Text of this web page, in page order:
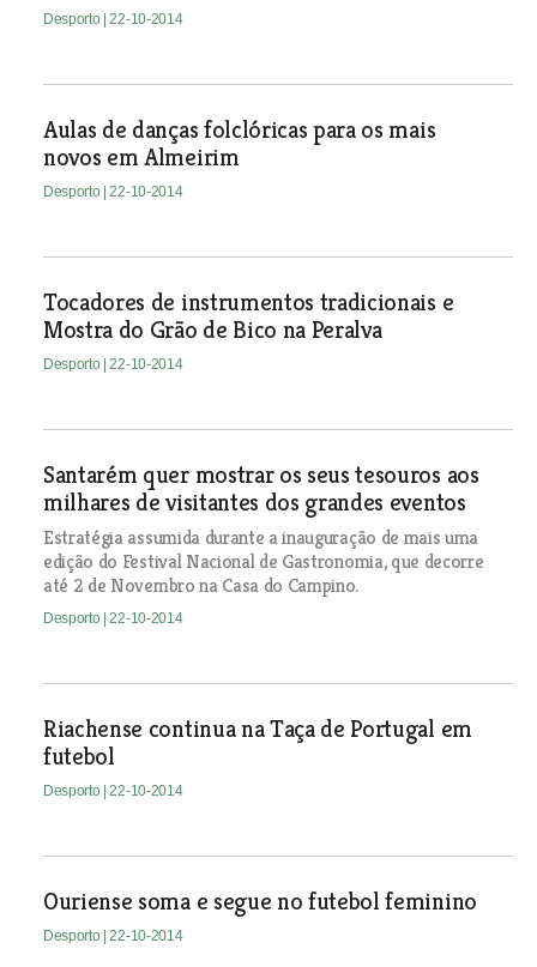
Desporto | 22-10-2014
Aulas de danças folclóricas para os mais
novos em Almeirim
Desporto | 22-10-2014
Tocadores de instrumentos tradicionais e
Mostra do Grão de Bico na Peralva
Desporto | 22-10-2014
Santarém quer mostrar os seus tesouros aos
milhares de visitantes dos grandes eventos
Estratégia assumida durante a inauguração de mais uma
edição do Festival Nacional de Gastronomia, que decorre
até 2 de Novembro na Casa do Campino.
Desporto | 22-10-2014
Riachense continua na Taça de Portugal em
futebol
Desporto | 22-10-2014
Ouriense soma e segue no futebol feminino
Desporto | 22-10-2014